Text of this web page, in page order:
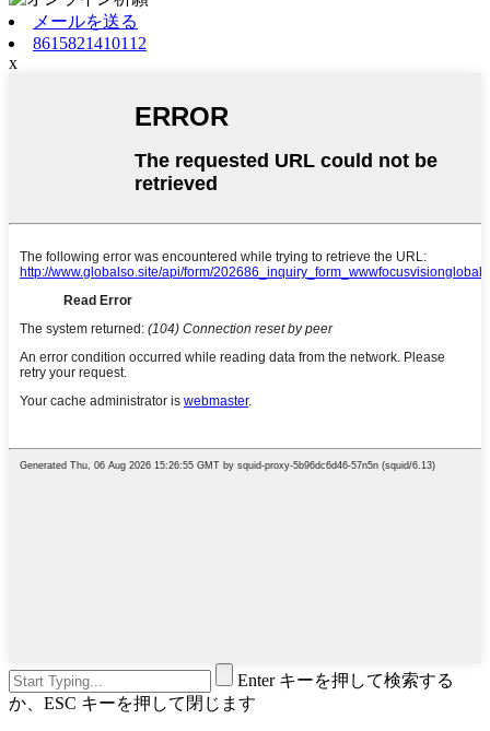
メールを送る
8615821410112
x
Enter キーを押して検索する
か、ESC キーを押して閉じます